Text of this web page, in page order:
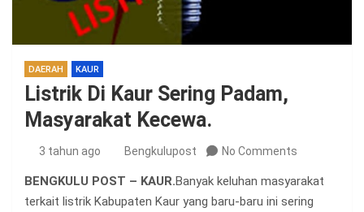
DAERAH KAUR
Listrik Di Kaur Sering Padam,
Masyarakat Kecewa.
3 tahun ago Bengkulupost No Comments
BENGKULU POST – KAUR.Banyak keluhan masyarakat
terkait listrik Kabupaten Kaur yang baru-baru ini sering